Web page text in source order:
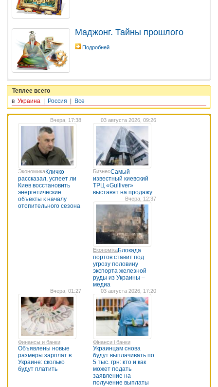
Маджонг. Тайны прошлого
Подробней
Теплее всего
в Украина Россия Все
Вчера, 17:38
ЭкономикаКличко
рассказал, успеет ли
Киев восстановить
энергетические
объекты к началу
отопительного сезона
03 августа 2026, 09:26
БизнесСамый
известный киевский
ТРЦ «Gulliver»
выставят на продажу
Вчера, 12:37
ЕкономікаБлокада
портов ставит под
угрозу половину
экспорта железной
руды из Украины –
медиа
Вчера, 01:27
Финансы и банки
Объявлены новые
размеры зарплат в
Украине: сколько
будут платить
03 августа 2026, 17:20
Фінанси і банки
Украинцам снова
будут выплачивать по
5 тыс. грн: кто и как
может подать
заявление на
получение выплаты